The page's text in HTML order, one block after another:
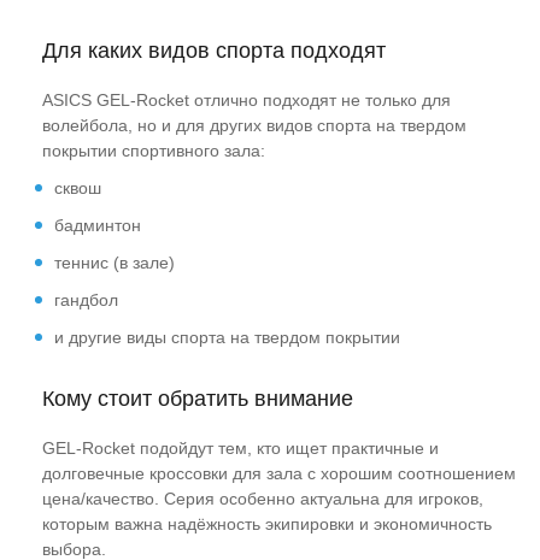
Для каких видов спорта подходят
ASICS GEL-Rocket отлично подходят не только для
волейбола, но и для других видов спорта на твердом
покрытии спортивного зала:
сквош
бадминтон
теннис (в зале)
гандбол
и другие виды спорта на твердом покрытии
Кому стоит обратить внимание
GEL-Rocket подойдут тем, кто ищет практичные и
долговечные кроссовки для зала с хорошим соотношением
цена/качество. Серия особенно актуальна для игроков,
которым важна надёжность экипировки и экономичность
выбора.